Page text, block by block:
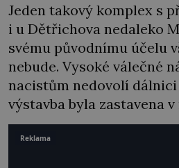
Jeden takový komplex s
i u Dětřichova nedaleko
svému původnímu účelu
nebude. Vysoké válečné
nacistům nedovolí
výstavba byla zastavena v
Reklama